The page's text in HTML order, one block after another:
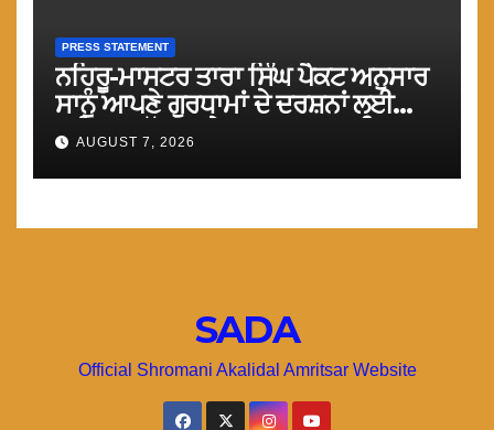
PRESS STATEMENT
ਨਹਿਰੂ-ਮਾਸਟਰ ਤਾਰਾ ਸਿੰਘ ਪੈਕਟ ਅਨੁਸਾਰ
ਸਾਨੂੰ ਆਪਣੇ ਗੁਰਧਾਮਾਂ ਦੇ ਦਰਸ਼ਨਾਂ ਲਈ
ਤੁਰੰਤ ਸਰਹੱਦਾਂ ਅਤੇ ਕਰਤਾਰਪੁਰ ਸਾਹਿਬ
ਲਾਂਘਾ ਖੋਲਿਆ ਜਾਵੇ : ਮਾਨ
AUGUST 7, 2026
SADA
Official Shromani Akalidal Amritsar Website